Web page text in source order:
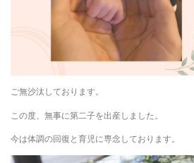
ご無沙汰しております。
この度、無事に第二子を出産しました。
今は体調の回復と育児に専念しております。